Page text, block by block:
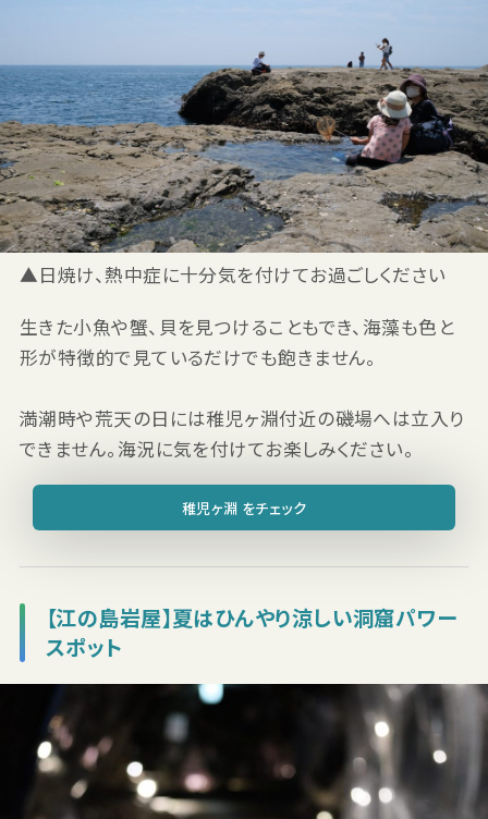
▲日焼け、熱中症に十分気を付けてお過ごしください
生きた小魚や蟹、貝を見つけることもでき、海藻も色と
形が特徴的で見ているだけでも飽きません。
満潮時や荒天の日には稚児ヶ淵付近の磯場へは立入り
できません。海況に気を付けてお楽しみください。
稚児ヶ淵 をチェック
【江の島岩屋】夏はひんやり涼しい洞窟パワー
スポット